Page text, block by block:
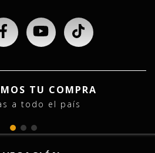
TU COMPRA
a todo el país